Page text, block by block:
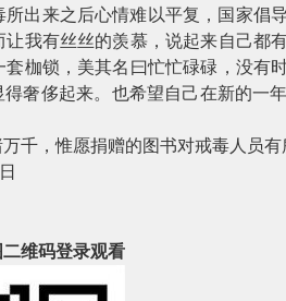
出来之后心情难以平复，国家倡
我有丝丝的羡慕，说起来自己都
枷锁，美其名曰忙忙碌碌，没有
得奢侈起来。也希望自己在新的一
千，惟愿捐赠的图书对戒毒人员有
日
二维码登录观看